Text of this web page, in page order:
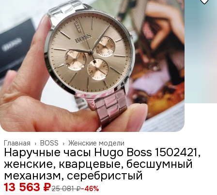
Женские модели
BOSS ›
Главная ›
Наручные часы Hugo Boss 1502421,
женские, кварцевые, бесшумный
механизм, серебристый
13 563 ₽25 081 ₽−46%